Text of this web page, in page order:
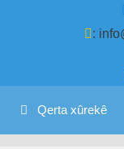
:
Qerta xûrekê